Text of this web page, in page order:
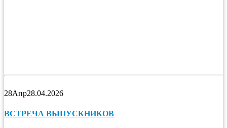
28Апр28.04.2026
ВСТРЕЧА ВЫПУСКНИКОВ